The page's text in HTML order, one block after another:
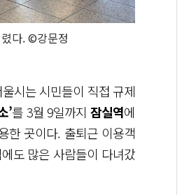
다. ©강문정
시는 시민들이 직접 규제
’를 3월 9일까지잠실역에
한 곳이다. 출퇴근 이용객
도 많은 사람들이 다녀갔